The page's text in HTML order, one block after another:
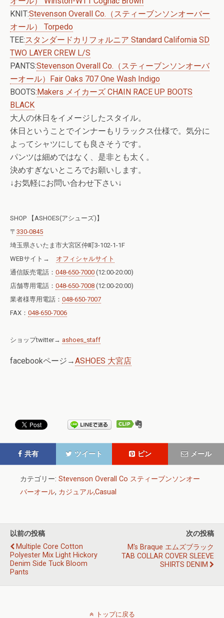
KNIT:Stevenson Overall Co.（スティーブンソンオーバー
オール） Torpedo
TEE:スタンダードカリフォルニア Standard California SD
TWO LAYER CREW L/S
PANTS:Stevenson Overall Co.（スティーブンソンオーバ
ーオール）Fair Oaks 707 One Wash Indigo
BOOTS: Makers メイカーズ CHAIN RACE UP BOOTS
BLACK
大人の休日をイメージしたスタイル。
休日ということでインナーもリラックス仕様で。気分に
よってシャツにしても良さそうです。
パンツは細めではなく、是非とも太く。
決めすぎないところでお願いします。
↓お気軽にお問い合わせ下さい↓
SHOP 【ASHOES(アシューズ)】
〒 330-0845
埼玉県さいたま市大宮区仲町3-102-1-1F
WEBサイト→ オフィシャルサイト
通信販売電話： 048-650-7000 (12:00-20:00)
店舗専用電話： 048-650-7008 (12:00-20:00)
業者様専用電話： 048-650-7007
FAX： 048-650-7006
ショップtwitter→ ashoes_staff
facebookページ→ASHOES 大宮店
共有 ツイート ピン メール
カテゴリー: Stevenson Overall Co スティーブンソンオー
バーオール, カジュアル,Casual
以前の投稿
Multiple Core Cotton
Polyester Mix Light Hickory
Denim Side Tuck Bloom
Pants
次の投稿
M's Braque エムズブラック
TAB COLLAR COVER SLEEVE
SHIRTS DENIM
トップに戻る